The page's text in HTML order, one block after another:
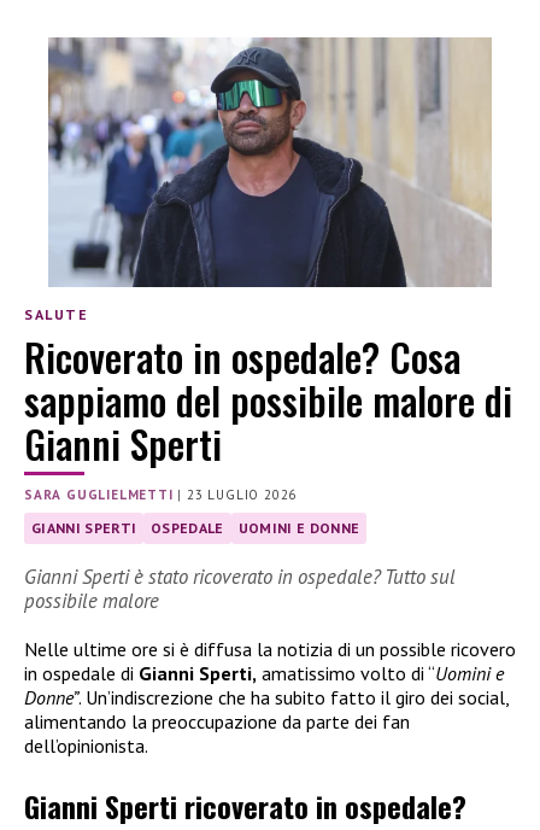
SALUTE
Ricoverato in ospedale? Cosa
sappiamo del possibile malore di
Gianni Sperti
SARA GUGLIELMETTI |23 LUGLIO 2026
GIANNI SPERTI OSPEDALE UOMINI E DONNE
Gianni Sperti è stato ricoverato in ospedale? Tutto sul
possibile malore
Nelle ultime ore si è diffusa la notizia di un possible ricovero
in ospedale di Gianni Sperti, amatissimo volto di “Uomini e
Donne”. Un’indiscrezione che ha subito fatto il giro dei social,
alimentando la preoccupazione da parte dei fan
dell’opinionista.
Gianni Sperti ricoverato in ospedale?